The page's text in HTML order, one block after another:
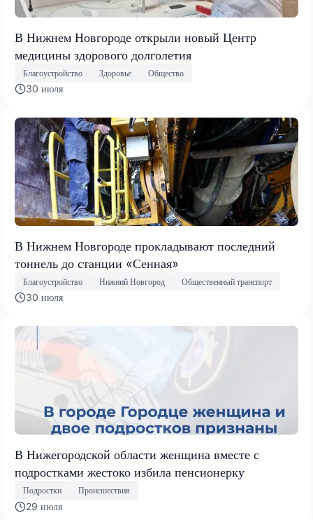
В Нижнем Новгороде открыли новый Центр
медицины здорового долголетия
Благоустройство Здоровье Общество
30 июля
В Нижнем Новгороде прокладывают последний
тоннель до станции «Сенная»
Благоустройство Нижний Новгород Общественный транспорт
30 июля
В Нижегородской области женщина вместе с
подростками жестоко избила пенсионерку
Подростки Происшествия
29 июля